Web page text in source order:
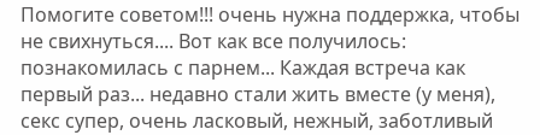
Помогите советом!!! очень нужна поддержка, чтобы
не свихнуться.... Вот как все получилось:
познакомилась с парнем... Каждая встреча как
первый раз... недавно стали жить вместе (у меня),
секс супер, очень ласковый, нежный, заботливый